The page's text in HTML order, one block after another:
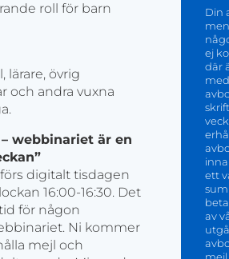
roll för barn
lärare, övrig
och andra vuxna
webbinariet är en
digitalt tisdagen
16:00-16:30. Det
för någon
Ni kommer
mejl och
Din
ej
där
ett
av